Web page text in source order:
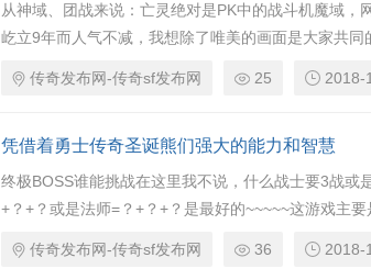
从神域、团战来说：亡灵绝对是PK中的战斗机魔域，
屹立9年而人气不减，我想除了唯美的画面是大家共同
传奇发布网-传奇sf发布网 25 2018-
凭借着勇士传奇圣诞熊们强大的能力和智慧
终极BOSS谁能挑战在这里我不说，什么战士要3战或
+？+？或是法师=？+？+？是最好的~~~~~这游戏主要
传奇发布网-传奇sf发布网 36 2018-